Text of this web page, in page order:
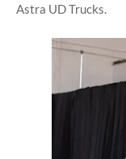
Astra UD Trucks.